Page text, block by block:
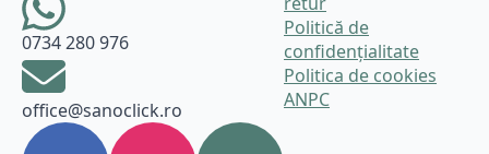
0734 280 976
office@sanoclick.ro
Politică de
confidențialitate
Politica de cookies
ANPC